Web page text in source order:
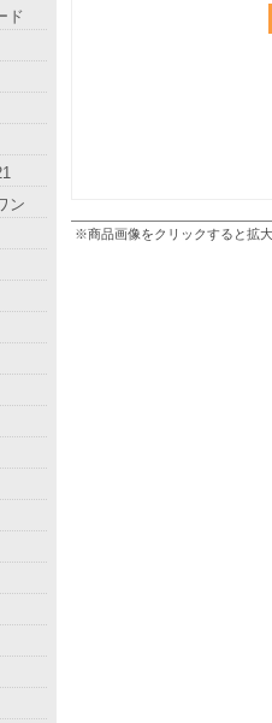
※商品画像をクリックすると拡
ド
ン